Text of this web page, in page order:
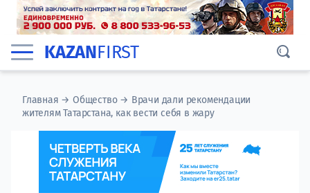
KAZANFIRST
Главная →Общество→ Врачи дали рекомендации
жителям Татарстана, как вести себя в жару